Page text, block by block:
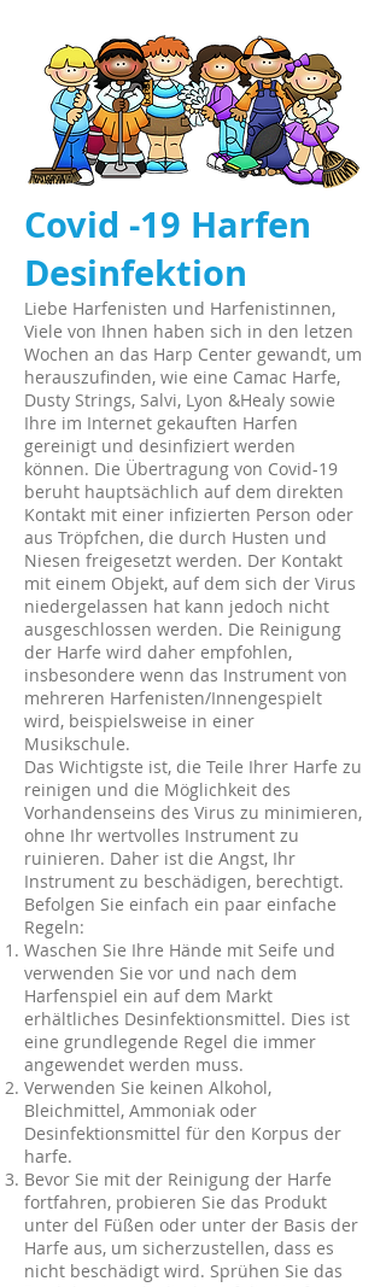
Covid -19 Harfen
Desinfektion
Liebe Harfenisten und Harfenistinnen,
Viele von Ihnen haben sich in den letzen
Wochen an das Harp Center gewandt, um
herauszufinden, wie eine Camac Harfe,
Dusty Strings, Salvi, Lyon &Healy sowie
Ihre im Internet gekauften Harfen
gereinigt und desinfiziert werden
können. Die Übertragung von Covid-19
beruht hauptsächlich auf dem direkten
Kontakt mit einer infizierten Person oder
aus Tröpfchen, die durch Husten und
Niesen freigesetzt werden. Der Kontakt
mit einem Objekt, auf dem sich der Virus
niedergelassen hat kann jedoch nicht
ausgeschlossen werden. Die Reinigung
der Harfe wird daher empfohlen,
insbesondere wenn das Instrument von
mehreren Harfenisten/Innengespielt
wird, beispielsweise in einer
Musikschule.
Das Wichtigste ist, die Teile Ihrer Harfe zu
reinigen und die Möglichkeit des
Vorhandenseins des Virus zu minimieren,
ohne Ihr wertvolles Instrument zu
ruinieren. Daher ist die Angst, Ihr
Instrument zu beschädigen, berechtigt.
Befolgen Sie einfach ein paar einfache
Regeln:
Waschen Sie Ihre Hände mit Seife und
verwenden Sie vor und nach dem
Harfenspiel ein auf dem Markt
erhältliches Desinfektionsmittel. Dies ist
eine grundlegende Regel die immer
angewendet werden muss.
Verwenden Sie keinen Alkohol,
Bleichmittel, Ammoniak oder
Desinfektionsmittel für den Korpus der
harfe.
Bevor Sie mit der Reinigung der Harfe
fortfahren, probieren Sie das Produkt
unter del Füßen oder unter der Basis der
Harfe aus, um sicherzustellen, dass es
nicht beschädigt wird. Sprühen Sie das